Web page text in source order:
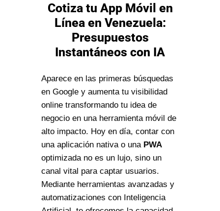
Cotiza tu App Móvil en
Línea en Venezuela:
Presupuestos
Instantáneos con IA
Aparece en las primeras búsquedas
en Google y aumenta tu visibilidad
online transformando tu idea de
negocio en una herramienta móvil de
alto impacto. Hoy en día, contar con
una aplicación nativa o una PWA
optimizada no es un lujo, sino un
canal vital para captar usuarios.
Mediante herramientas avanzadas y
automatizaciones con Inteligencia